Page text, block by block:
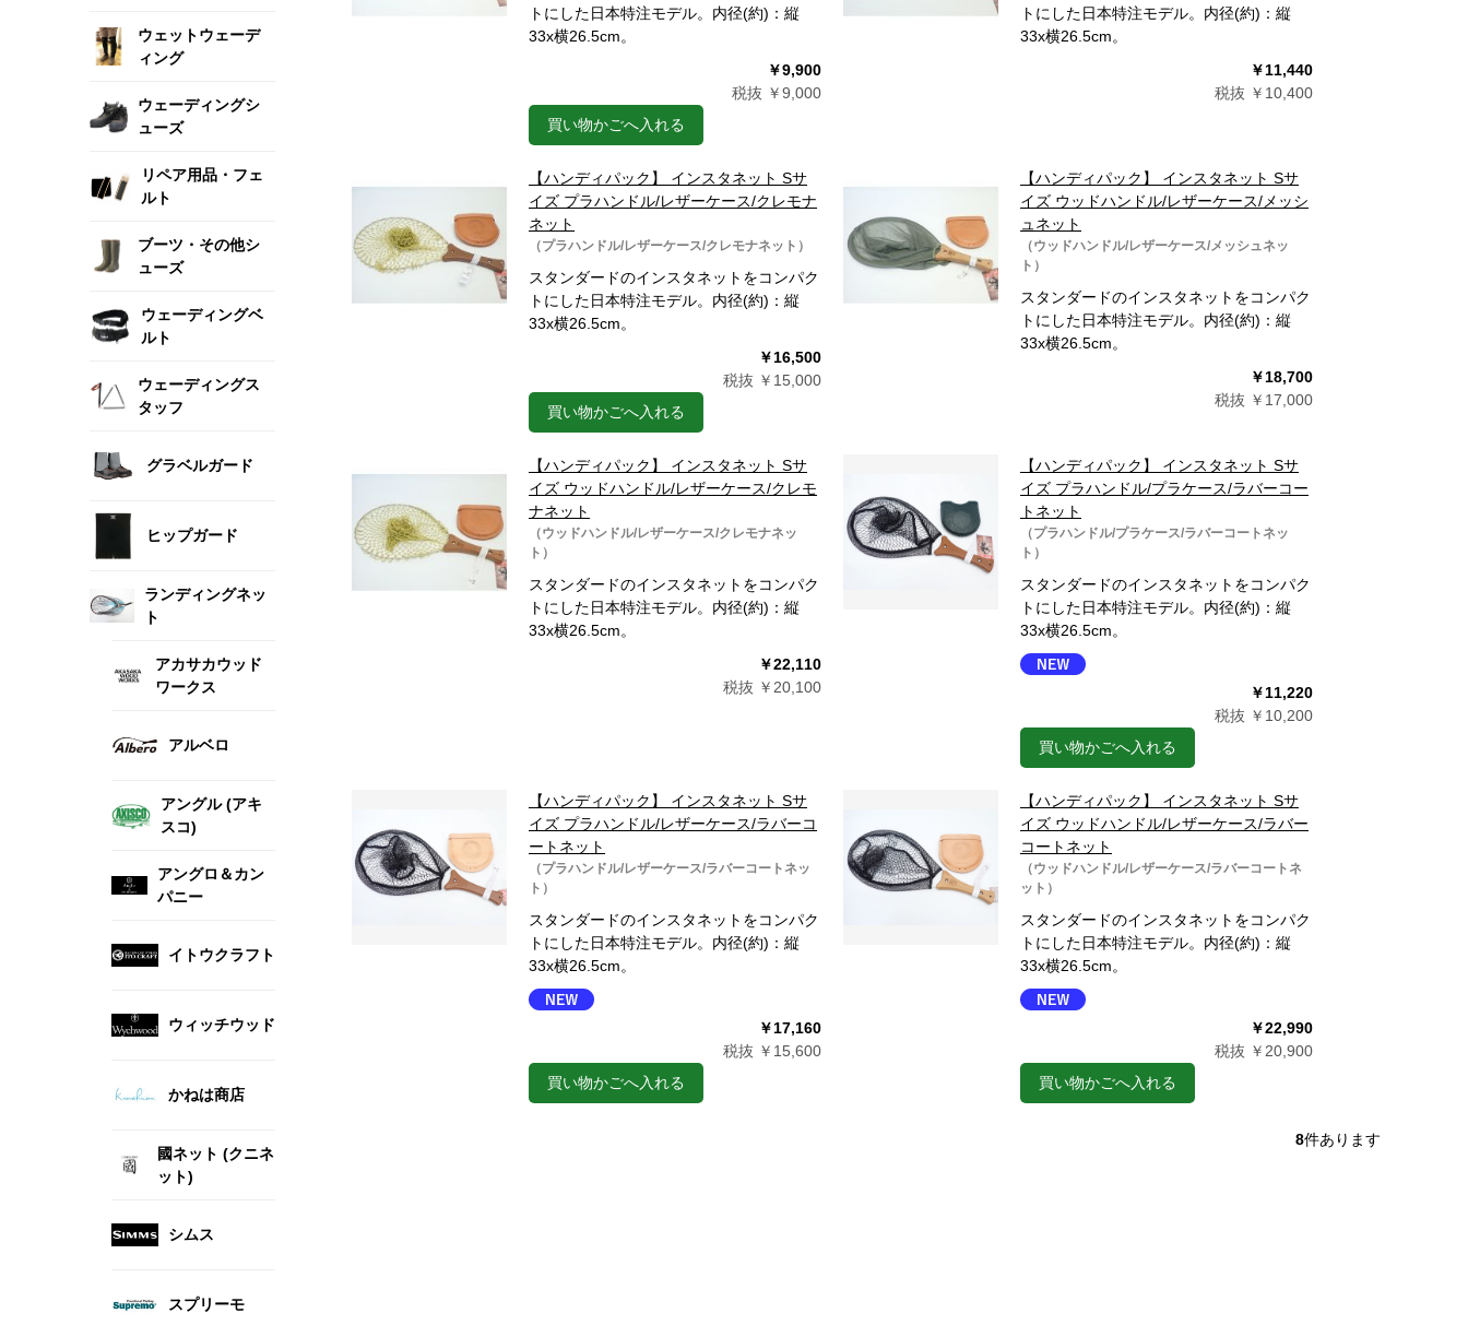
ウェットウェーデ
ィング
ウェーディングシ
ューズ
リペア用品・フェ
ルト
ブーツ・その他シ
ューズ
ウェーディングベ
ルト
ウェーディングス
タッフ
グラベルガード
ヒップガード
ランディングネッ
ト
アカサカウッド
ワークス
アルベロ
アングル (アキ
スコ)
アングロ＆カン
パニー
イトウクラフト
ウィッチウッド
かねは商店
國ネット (クニネ
ット)
シムス
スプリーモ
トにした日本特注モデル。内径(約)：縦
33x横26.5cm。
￥9,900
税抜 ￥9,000
買い物かごへ入れる
トにした日本特注モデル。内径(約)：縦
33x横26.5cm。
￥11,440
税抜 ￥10,400
【ハンディパック】 インスタネット Sサ
イズ プラハンドル/レザーケース/クレモナ
ネット
（プラハンドル/レザーケース/クレモナネット）
スタンダードのインスタネットをコンパク
トにした日本特注モデル。内径(約)：縦
33x横26.5cm。
￥16,500
税抜 ￥15,000
買い物かごへ入れる
【ハンディパック】 インスタネット Sサ
イズ ウッドハンドル/レザーケース/メッシ
ュネット
（ウッドハンドル/レザーケース/メッシュネッ
ト）
スタンダードのインスタネットをコンパク
トにした日本特注モデル。内径(約)：縦
33x横26.5cm。
￥18,700
税抜 ￥17,000
【ハンディパック】 インスタネット Sサ
イズ ウッドハンドル/レザーケース/クレモ
ナネット
（ウッドハンドル/レザーケース/クレモナネッ
ト）
スタンダードのインスタネットをコンパク
トにした日本特注モデル。内径(約)：縦
33x横26.5cm。
￥22,110
税抜 ￥20,100
【ハンディパック】 インスタネット Sサ
イズ プラハンドル/プラケース/ラバーコー
トネット
（プラハンドル/プラケース/ラバーコートネッ
ト）
スタンダードのインスタネットをコンパク
トにした日本特注モデル。内径(約)：縦
33x横26.5cm。
￥11,220
税抜 ￥10,200
買い物かごへ入れる
【ハンディパック】 インスタネット Sサ
イズ プラハンドル/レザーケース/ラバーコ
ートネット
（プラハンドル/レザーケース/ラバーコートネッ
ト）
スタンダードのインスタネットをコンパク
トにした日本特注モデル。内径(約)：縦
33x横26.5cm。
￥17,160
税抜 ￥15,600
買い物かごへ入れる
【ハンディパック】 インスタネット Sサ
イズ ウッドハンドル/レザーケース/ラバー
コートネット
（ウッドハンドル/レザーケース/ラバーコートネ
ット）
スタンダードのインスタネットをコンパク
トにした日本特注モデル。内径(約)：縦
33x横26.5cm。
￥22,990
税抜 ￥20,900
買い物かごへ入れる
8件あります